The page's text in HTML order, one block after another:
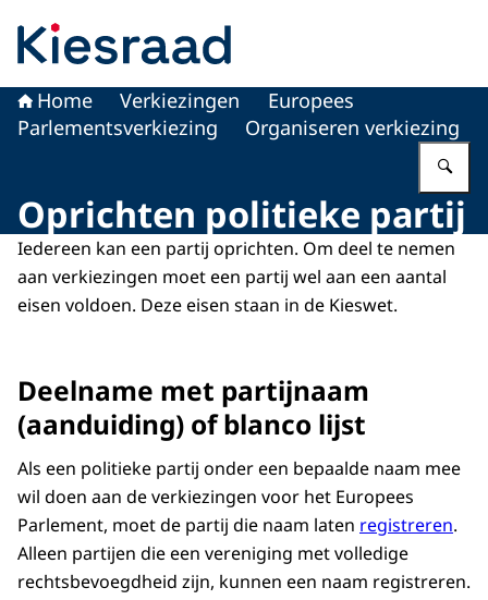
Home Verkiezingen
Europees
Parlementsverkiezing
Organiseren verkiezing
Oprichten politieke partij
Iedereen kan een partij oprichten. Om deel te nemen
aan verkiezingen moet een partij wel aan een aantal
eisen voldoen. Deze eisen staan in de Kieswet.
Deelname met partijnaam
(aanduiding) of blanco lijst
Als een politieke partij onder een bepaalde naam mee
wil doen aan de verkiezingen voor het Europees
Parlement, moet de partij die naam laten registreren.
Alleen partijen die een vereniging met volledige
rechtsbevoegdheid zijn, kunnen een naam registreren.